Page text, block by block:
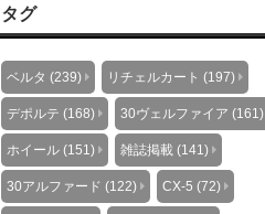
タグ
ベルタ (239) リチェルカート (197)
デポルテ (168) 30ヴェルファイア (161)
ホイール (151) 雑誌掲載 (141)
30アルファード (122) CX-5 (72)